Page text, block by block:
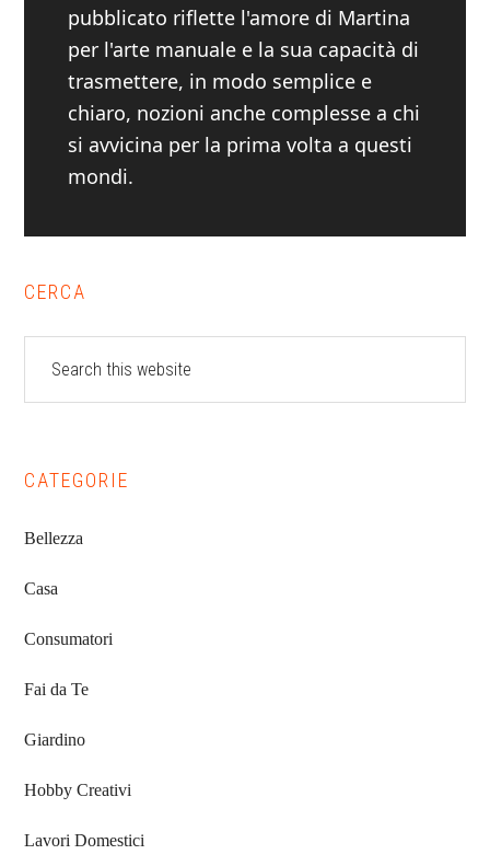
pubblicato riflette l'amore di Martina
per l'arte manuale e la sua capacità di
trasmettere, in modo semplice e
chiaro, nozioni anche complesse a chi
si avvicina per la prima volta a questi
mondi.
Primary
Sidebar
CERCA
website
CATEGORIE
Bellezza
Casa
Consumatori
Fai da Te
Giardino
Hobby Creativi
Lavori Domestici